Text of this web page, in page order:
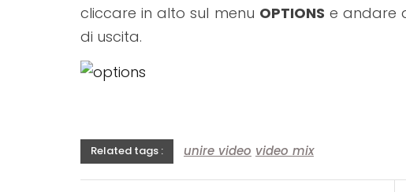
cliccare in alto sul menu OPTIONS e andare
di uscita.
Related tags : unire video video mix